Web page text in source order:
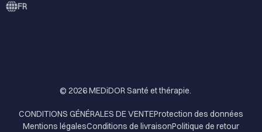
FR
© 2026MEDiDOR Santé et thérapie.
CONDITIONS GÉNÉRALES DE VENTEProtection des données
Mentions légalesConditions de livraisonPolitique de retour